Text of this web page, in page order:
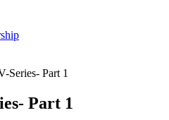
Series- Part 1
Part 1